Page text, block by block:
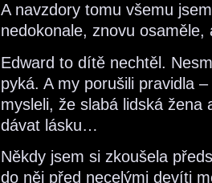
A navzdory tomu všemu
nedokonale, znovu osaměle,
Edward to dítě nechtěl.
pyká. A my porušili pravidla
mysleli, že slabá lidská žena
dávat lásku…
Někdy jsem si zkoušela
do něj před necelými devíti